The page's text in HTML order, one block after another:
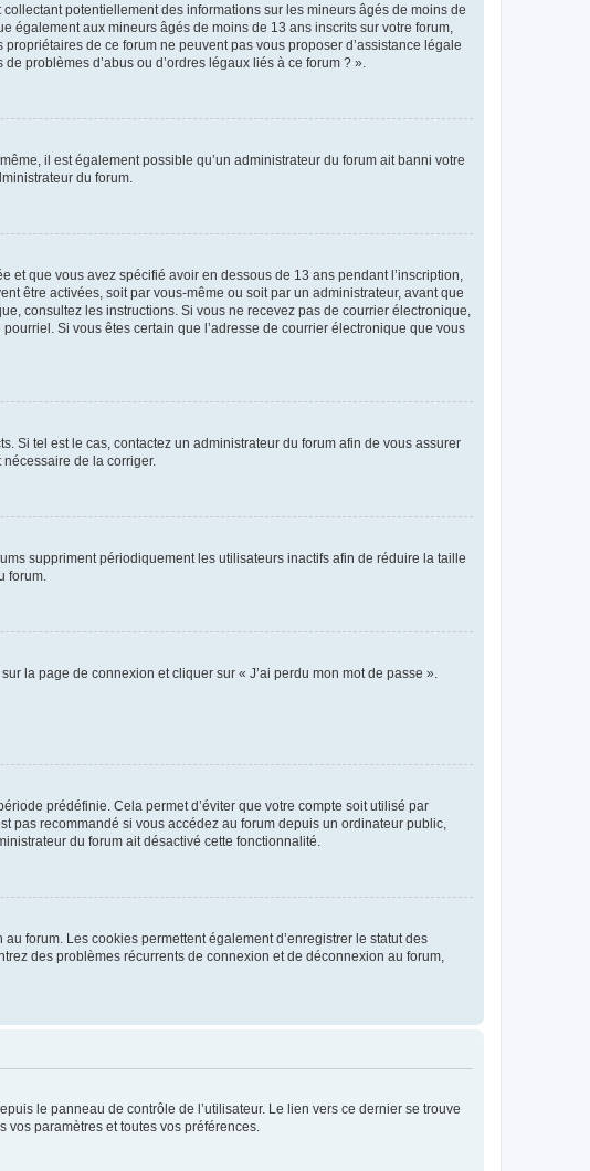
potentiellement des informations sur les mineurs âgés de moins de
également aux mineurs âgés de moins de 13 ans inscrits sur votre forum,
de ce forum ne peuvent pas vous proposer d’assistance légale
problèmes d’abus ou d’ordres légaux liés à ce forum ? ».
il est également possible qu’un administrateur du forum ait banni votre
du forum.
et que vous avez spécifié avoir en dessous de 13 ans pendant l’inscription,
être activées, soit par vous-même ou soit par un administrateur, avant que
consultez les instructions. Si vous ne recevez pas de courrier électronique,
Si vous êtes certain que l’adresse de courrier électronique que vous
Si tel est le cas, contactez un administrateur du forum afin de vous assurer
de la corriger.
suppriment périodiquement les utilisateurs inactifs afin de réduire la taille
forum.
la page de connexion et cliquer sur « J’ai perdu mon mot de passe ».
prédéfinie. Cela permet d’éviter que votre compte soit utilisé par
pas recommandé si vous accédez au forum depuis un ordinateur public,
du forum ait désactivé cette fonctionnalité.
forum. Les cookies permettent également d’enregistrer le statut des
des problèmes récurrents de connexion et de déconnexion au forum,
le panneau de contrôle de l’utilisateur. Le lien vers ce dernier se trouve
paramètres et toutes vos préférences.